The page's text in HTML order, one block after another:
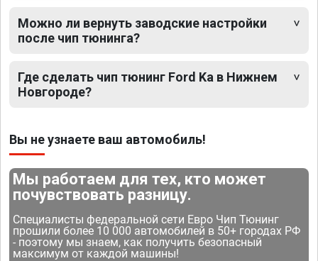
Можно ли вернуть заводские настройки
после чип тюнинга?
Где сделать чип тюнинг Ford Ka в Нижнем
Новгороде?
Вы не узнаете ваш автомобиль!
Мы работаем для тех, кто может
почувствовать разницу.
Специалисты федеральной сети Евро Чип Тюнинг
прошили более 10 000 автомобилей в 50+ городах РФ
- поэтому мы знаем, как получить безопасный
максимум от каждой машины!